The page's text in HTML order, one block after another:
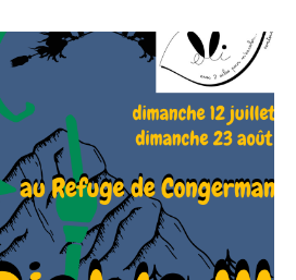
du refuge vous proposent une
gourmand contes. Balade
marcheurs